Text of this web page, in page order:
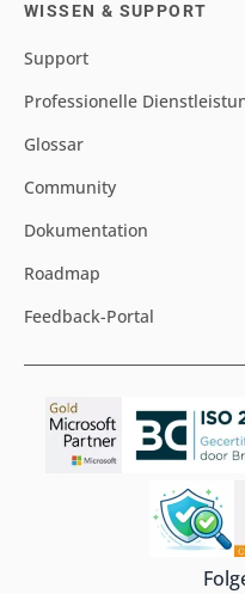
WISSEN & SUPPORT
Support
Professionelle
Glossar
Community
Dokumentation
Roadmap
Feedback-Portal